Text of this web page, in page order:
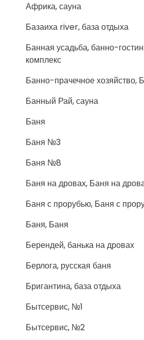
Африка, сауна
Базаиха river, база отдыха
Банная усадьба, банно-
комплекс
Банно-прачечное хозяйство,
Банный Рай, сауна
Баня
Баня №3
Баня №8
Баня на дровах, Баня на
Баня с прорубью, Баня с
Баня, Баня
Берендей, банька на дровах
Берлога, русская баня
Бригантина, база отдыха
Бытсервис, №1
Бытсервис, №2